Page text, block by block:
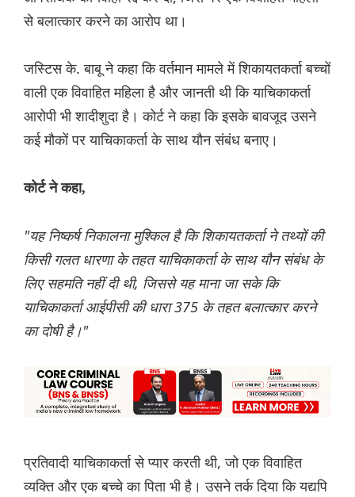
से बलात्कार करने का आरोप था।
जस्टिस के. बाबू ने कहा कि वर्तमान मामले में शिकायतकर्ता बच्चों
वाली एक विवाहित महिला है और जानती थी कि याचिकाकर्ता
आरोपी भी शादीशुदा है। कोर्ट ने कहा कि इसके बावजूद उसने
कई मौकों पर याचिकाकर्ता के साथ यौन संबंध बनाए।
कोर्ट ने कहा,
"यह निष्कर्ष निकालना मुश्किल है कि शिकायतकर्ता ने तथ्यों की
किसी गलत धारणा के तहत याचिकाकर्ता के साथ यौन संबंध के
लिए सहमति नहीं दी थी, जिससे यह माना जा सके कि
याचिकाकर्ता आईपीसी की धारा 375 के तहत बलात्कार करने
का दोषी है।"
प्रतिवादी याचिकाकर्ता से प्यार करती थी, जो एक विवाहित
व्यक्ति और एक बच्चे का पिता भी है। उसने तर्क दिया कि यद्यपि